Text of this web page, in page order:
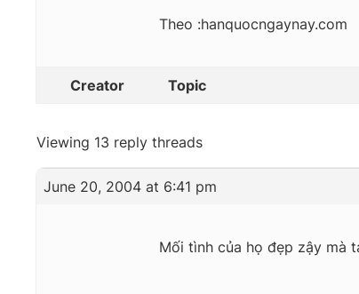
Theo :hanquocngaynay.com
Creator Topic
Viewing 13 reply threads
June 20, 2004 at 6:41 pm
Mối tình của họ đẹp zậy mà